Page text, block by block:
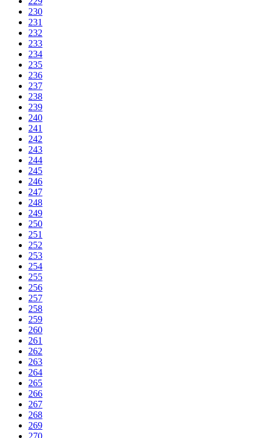
230
231
232
233
234
235
236
237
238
239
240
241
242
243
244
245
246
247
248
249
250
251
252
253
254
255
256
257
258
259
260
261
262
263
264
265
266
267
268
269